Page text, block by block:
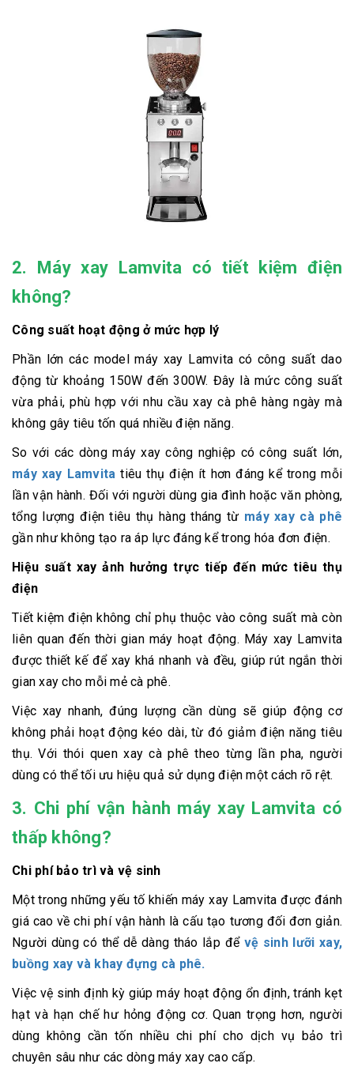
2. Máy xay Lamvita có tiết kiệm điện
không?
Công suất hoạt động ở mức hợp lý
Phần lớn các model máy xay Lamvita có công suất dao
động từ khoảng 150W đến 300W. Đây là mức công suất
vừa phải, phù hợp với nhu cầu xay cà phê hàng ngày mà
không gây tiêu tốn quá nhiều điện năng.
So với các dòng máy xay công nghiệp có công suất lớn,
máy xay Lamvitatiêu thụ điện ít hơn đáng kể trong mỗi
lần vận hành. Đối với người dùng gia đình hoặc văn phòng,
tổng lượng điện tiêu thụ hàng tháng từ máy xay cà phê
gần như không tạo ra áp lực đáng kể trong hóa đơn điện.
Hiệu suất xay ảnh hưởng trực tiếp đến mức tiêu thụ
điện
Tiết kiệm điện không chỉ phụ thuộc vào công suất mà còn
liên quan đến thời gian máy hoạt động. Máy xay Lamvita
được thiết kế để xay khá nhanh và đều, giúp rút ngắn thời
gian xay cho mỗi mẻ cà phê.
Việc xay nhanh, đúng lượng cần dùng sẽ giúp động cơ
không phải hoạt động kéo dài, từ đó giảm điện năng tiêu
thụ. Với thói quen xay cà phê theo từng lần pha, người
dùng có thể tối ưu hiệu quả sử dụng điện một cách rõ rệt.
3. Chi phí vận hành máy xay Lamvita có
thấp không?
Chi phí bảo trì và vệ sinh
Một trong những yếu tố khiến máy xay Lamvita được đánh
giá cao về chi phí vận hành là cấu tạo tương đối đơn giản.
Người dùng có thể dễ dàng tháo lắp để vệ sinh lưỡi xay,
buồng xay và khay đựng cà phê.
Việc vệ sinh định kỳ giúp máy hoạt động ổn định, tránh kẹt
hạt và hạn chế hư hỏng động cơ. Quan trọng hơn, người
dùng không cần tốn nhiều chi phí cho dịch vụ bảo trì
chuyên sâu như các dòng máy xay cao cấp.